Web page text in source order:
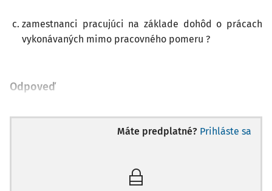
zamestnanci pracujúci na základe dohôd o prácach
vykonávaných mimo pracovného pomeru ?
Odpoveď
Máte predplatné? Prihláste sa